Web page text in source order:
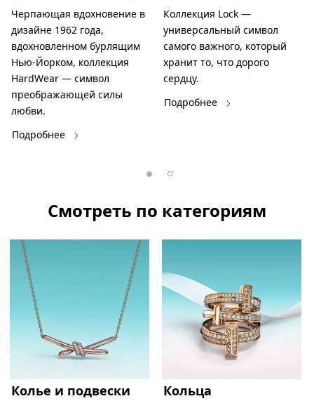
Черпающая вдохновение в
дизайне 1962 года,
вдохновленном бурлящим
Нью-Йорком, коллекция
HardWear — символ
преображающей силы
любви.
Подробнее
Коллекция Lock —
универсальный символ
самого важного, который
хранит то, что дорого
сердцу.
Подробнее
Смотреть по категориям
Колье и подвески Кольца